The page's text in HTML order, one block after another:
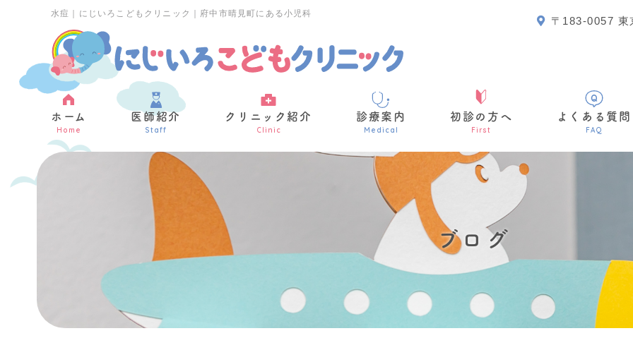
水痘｜にじいろこどもクリニック｜府中市晴見町にある小児科
〒183-0057 東
ホーム
Home
医師紹介
Staff
クリニック紹介
Clinic
診療案内
Medical
初診の方へ
First
よくある質問
FAQ
ブログ